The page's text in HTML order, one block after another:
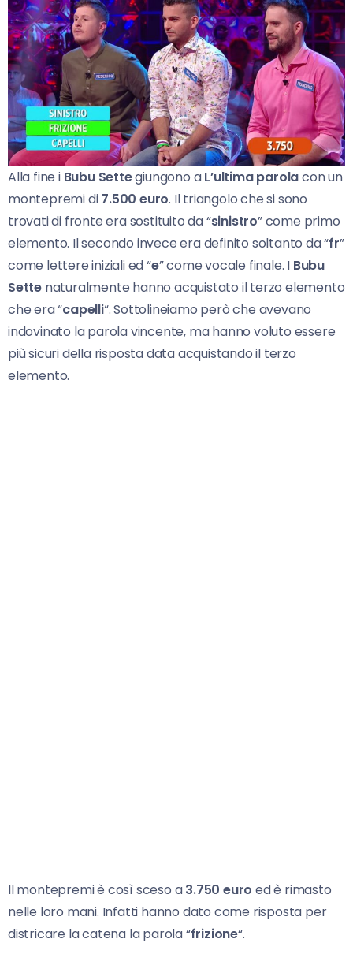
Alla fine i Bubu Settegiungono aL’ultima parolacon un
montepremi di7.500 euro. Il triangolo che si sono
trovati di fronte era sostituito da “sinistro” come primo
elemento. Il secondo invece era definito soltanto da “fr”
come lettere iniziali ed “e” come vocale finale. I Bubu
Sette naturalmente hanno acquistato il terzo elemento
che era “capelli“. Sottolineiamo però che avevano
indovinato la parola vincente, ma hanno voluto essere
più sicuri della risposta data acquistando il terzo
elemento.
Il montepremi è così sceso a3.750 euro ed è rimasto
nelle loro mani. Infatti hanno dato come risposta per
districare la catena la parola “frizione“.